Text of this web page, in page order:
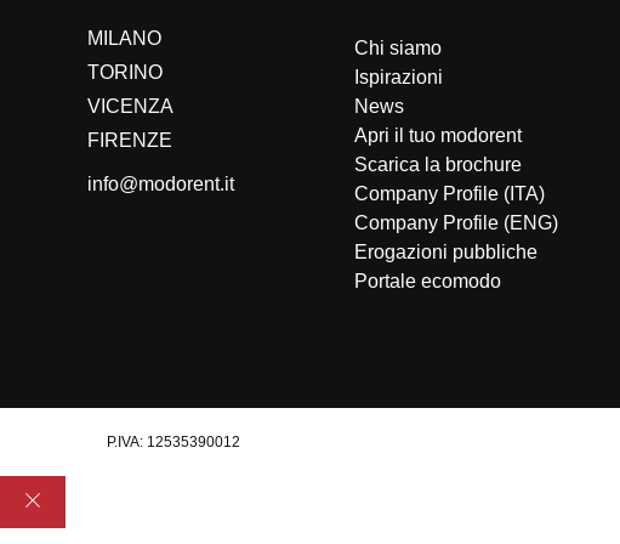
MILANO
TORINO
VICENZA
FIRENZE
info@modorent.it
Chi siamo
Ispirazioni
News
Apri il tuo modorent
Scarica la brochure
Company Profile (ITA)
Company Profile (ENG)
Erogazioni pubbliche
Portale ecomodo
P.IVA: 12535390012